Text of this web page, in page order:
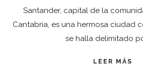
Santander, capital de la
Cantabria, es una hermosa ciudad
se halla delimitado
LEER MÁS